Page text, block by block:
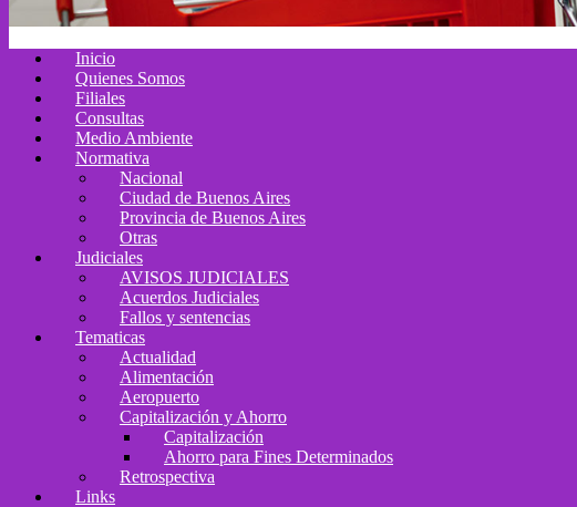
Inicio
Quienes Somos
Filiales
Consultas
Medio Ambiente
Normativa
Nacional
Ciudad de Buenos Aires
Provincia de Buenos Aires
Otras
Judiciales
AVISOS JUDICIALES
Acuerdos Judiciales
Fallos y sentencias
Tematicas
Actualidad
Alimentación
Aeropuerto
Capitalización y Ahorro
Capitalización
Ahorro para Fines Determinados
Retrospectiva
Links